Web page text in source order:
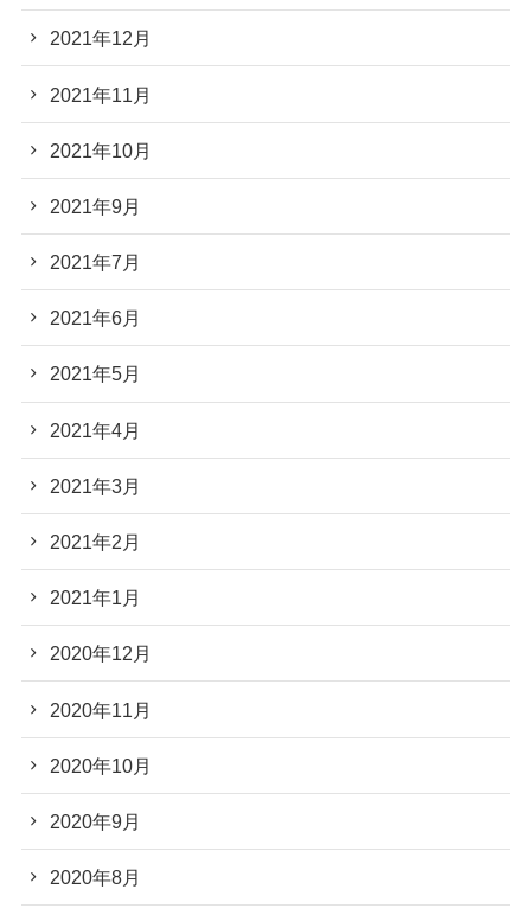
2021年12月
2021年11月
2021年10月
2021年9月
2021年7月
2021年6月
2021年5月
2021年4月
2021年3月
2021年2月
2021年1月
2020年12月
2020年11月
2020年10月
2020年9月
2020年8月